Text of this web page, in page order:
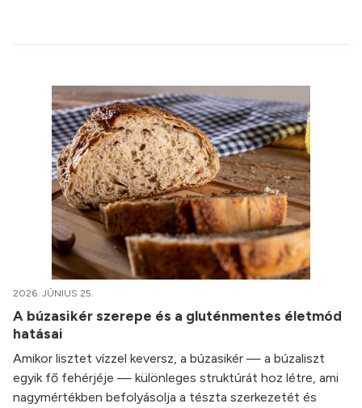
2026. JÚNIUS 25.
A búzasikér szerepe és a gluténmentes életmód
hatásai
Amikor lisztet vízzel keversz, a búzasikér — a búzaliszt
egyik fő fehérjéje — különleges struktúrát hoz létre, ami
nagymértékben befolyásolja a tészta szerkezetét és